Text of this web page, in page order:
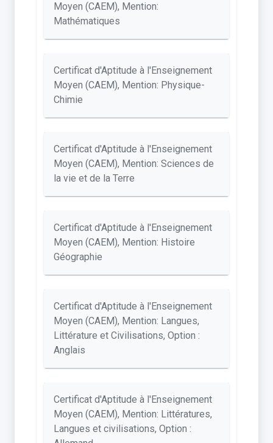
Moyen (CAEM), Mention:
Mathématiques
Certificat d'Aptitude à l'Enseignement
Moyen (CAEM), Mention: Physique-
Chimie
Certificat d'Aptitude à l'Enseignement
Moyen (CAEM), Mention: Sciences de
la vie et de la Terre
Certificat d'Aptitude à l'Enseignement
Moyen (CAEM), Mention: Histoire
Géographie
Certificat d'Aptitude à l'Enseignement
Moyen (CAEM), Mention: Langues,
Littérature et Civilisations, Option :
Anglais
Certificat d'Aptitude à l'Enseignement
Moyen (CAEM), Mention: Littératures,
Langues et civilisations, Option :